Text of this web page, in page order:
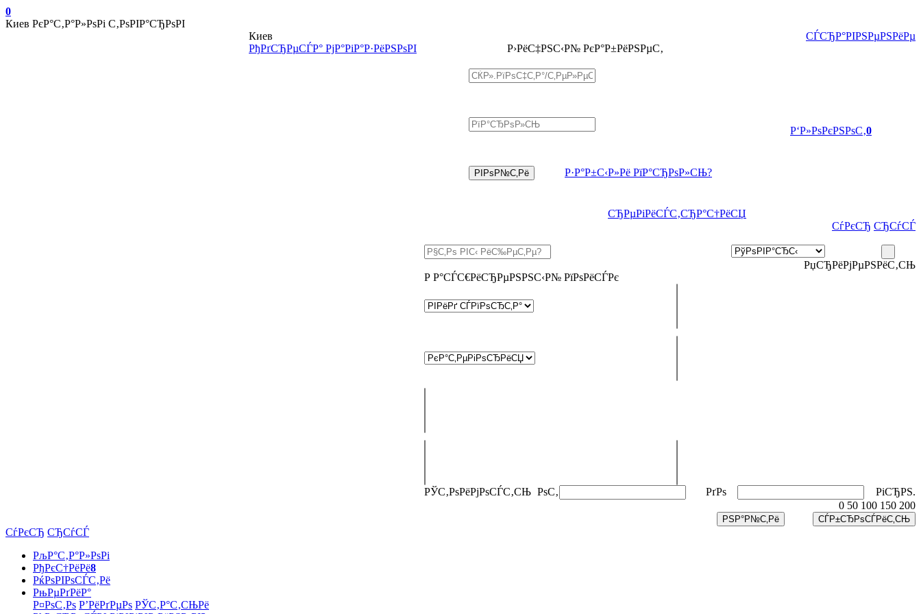
0
Киев РєР°С‚Р°Р»РѕРі С‚РѕРІР°СЂРѕРІ
Киев
РђРґСЂРµСЃР° РјР°РіР°Р·РёРЅРѕРІ
СЃСЂР°РІРЅРµРЅРёРµ
Р›РёС‡РЅС‹Р№ РєР°Р±РёРЅРµС‚
Р·Р°Р±С‹Р»Рё РїР°СЂРѕР»СЊ?
СЂРµРіРёСЃС‚СЂР°С†РёСЏ
Р‘Р»РѕРєРЅРѕС‚0
СѓРєСЂ СЂСѓСЃ
РџСЂРёРјРµРЅРёС‚СЊ
Р Р°СЃС€РёСЂРµРЅРЅС‹Р№ РїРѕРёСЃРє
РЎС‚РѕРёРјРѕСЃС‚СЊ РѕС‚ РґРѕ
РіСЂРЅ.
0 50 100 150 200
СѓРєСЂ СЂСѓСЃ
РљР°С‚Р°Р»РѕРі
РђРєС†РёРё8
РќРѕРІРѕСЃС‚Рё
РњРµРґРёР°
Р¤РѕС‚Рѕ Р’РёРґРµРѕ РЎС‚Р°С‚СЊРё